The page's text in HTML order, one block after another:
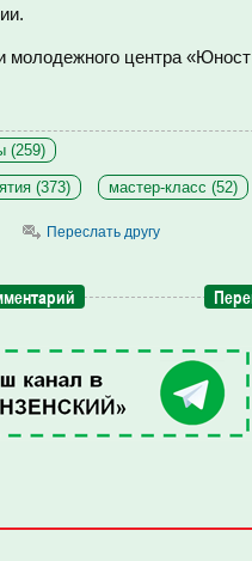
молодежного центра
(259)
(373) мастер-класс (52)
Переслать другу